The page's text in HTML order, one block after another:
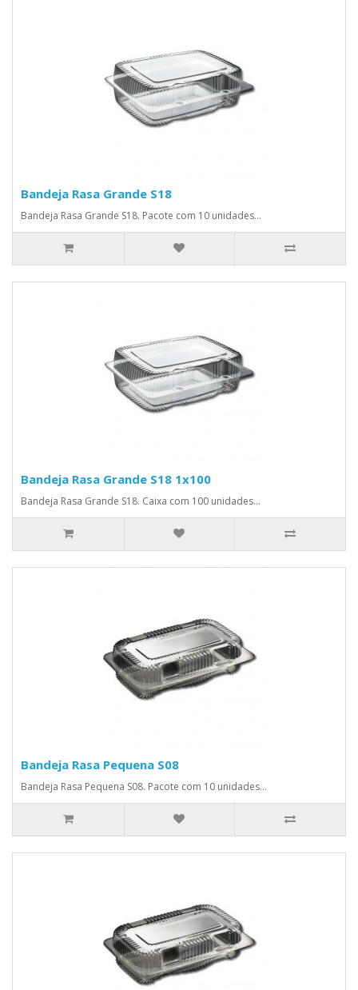
Bandeja Rasa Grande S18
Bandeja Rasa Grande S18. Pacote com 10 unidades...
Bandeja Rasa Grande S18 1x100
Bandeja Rasa Grande S18. Caixa com 100 unidades...
Bandeja Rasa Pequena S08
Bandeja Rasa Pequena S08. Pacote com 10 unidades...